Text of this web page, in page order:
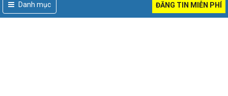
Danh mục ĐĂNG TIN MIỄN PHÍ